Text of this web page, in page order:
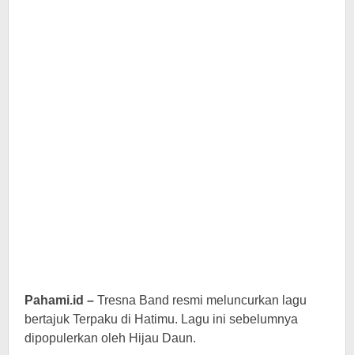
Pahami.id – Tresna Band resmi meluncurkan lagu
bertajuk Terpaku di Hatimu. Lagu ini sebelumnya
dipopulerkan oleh Hijau Daun.